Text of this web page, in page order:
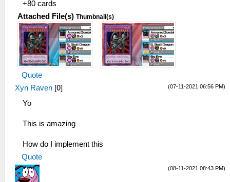
+80 cards
Attached File(s) Thumbnail(s)
Quote
(07-11-2021 06:56 PM)
Xyn Raven [0]
Yo
This is amazing
How do I implement this
Quote
(08-11-2021 08:43 PM)